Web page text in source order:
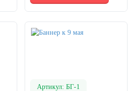
Артикул: БГ-1